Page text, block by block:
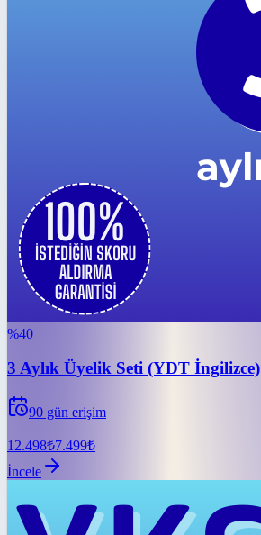
%40
3 Aylık Üyelik Seti (YDT İngilizce)
90 gün erişim
12.498₺7.499₺
İncele